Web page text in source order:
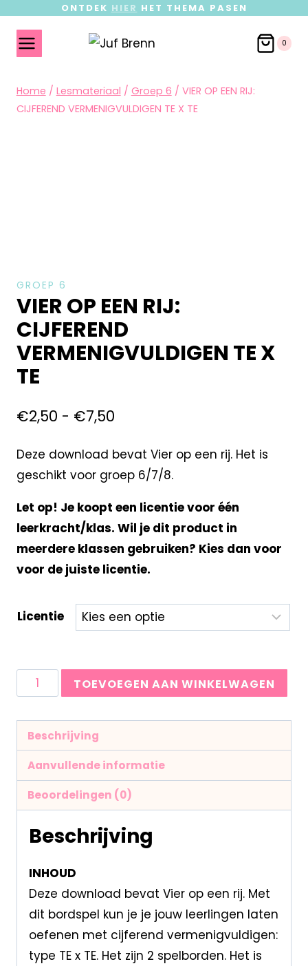
ONTDEK HIER HET THEMA PASEN
0
Home / Lesmateriaal / Groep 6 / VIER OP EEN RIJ:
CIJFEREND VERMENIGVULDIGEN TE X TE
GROEP 6
VIER OP EEN RIJ:
CIJFEREND
VERMENIGVULDIGEN TE X
TE
€2,50 - €7,50
Deze download bevat Vier op een rij. Het is
geschikt voor groep 6/7/8.
Let op! Je koopt een licentie voor één
leerkracht/klas. Wil je dit product in
meerdere klassen gebruiken? Kies dan voor
voor de juiste licentie.
Licentie
TOEVOEGEN AAN WINKELWAGEN
Beschrijving
Aanvullende informatie
Beoordelingen (0)
Beschrijving
INHOUD
Deze download bevat Vier op een rij. Met
dit bordspel kun je je jouw leerlingen laten
oefenen met cijferend vermenigvuldigen:
type TE x TE. Het zijn 2 spelborden. Het is